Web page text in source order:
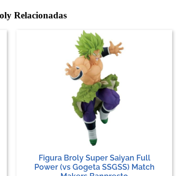
Relacionadas
Figura Broly Super Saiyan Full
Power (vs Gogeta SSGSS) Match